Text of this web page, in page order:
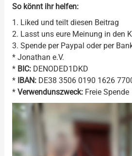
So könnt ihr helfen:
1. Liked und teilt diesen Beitrag
2. Lasst uns eure Meinung in den
3. Spende per Paypal oder per
* Jonathan e.V.
* BIC:DENODED1DKD
* IBAN:DE38 3506 0190 1626
* Verwendunszweck:Freie Spende